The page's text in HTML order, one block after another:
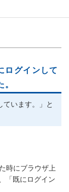
ログインして
ています。」と
時にブラウザ上
「既にログイン